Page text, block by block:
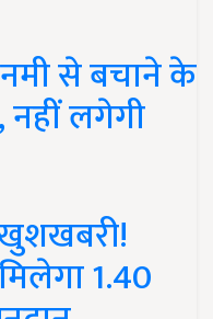
से बचाने के
लगेगी
1.40